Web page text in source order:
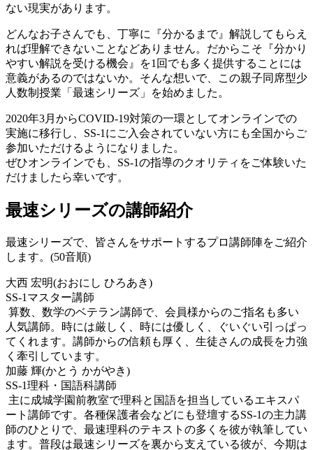
ない現実があります。
どんなお子さんでも、丁寧に『分かるまで』解説してもらえ
れば理解できないことなどありません。だからこそ『分かり
やすい解説を受ける機会』を1回でも多く提供することには
意義があるのではないか。そんな想いで、この親子同席型少
人数制授業「最速シリーズ」を始めました。
2020年3月からCOVID-19対策の一環としてオンラインでの
実施に移行し、SS-1にご入会されていない方にも全国からご
参加いただけるようになりました。
ぜひオンラインでも、SS-1の指導のクオリティをご体験いた
だけましたら幸いです。
最速シリーズの講師紹介
最速シリーズで、皆さんをサポートするプロ講師陣をご紹介
します。(50音順)
大西 宏明(おおにし ひろあき)
SS-1マスター講師
算数、数学のベテラン講師で、会員様からのご指名も多い
人気講師。時には厳しく、時には優しく、ぐいぐい引っぱっ
てくれます。講師からの信頼も厚く、生徒さんの成長を力強
く牽引しています。
加藤 輝(かとう かがやき)
SS-1理科・国語科講師
主に成城学園前教室で理科と国語を担当しているエキスパ
ート講師です。各種保護者会などにも登壇するSS-1の主力講
師のひとりで、最速理科のテキストの多くを彼が執筆してい
ます。普段は最速シリーズを裏から支えている彼が、今期は